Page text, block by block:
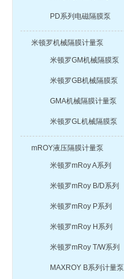
PD系列电磁隔膜泵
米顿罗机械隔膜计量泵
米顿罗GM机械隔膜泵
米顿罗GB机械隔膜泵
GMA机械隔膜计量泵
米顿罗GL机械隔膜泵
mROY液压隔膜计量泵
米顿罗mRoy A系列
米顿罗mRoy B/D系列
米顿罗mRoy P系列
米顿罗mRoy H系列
米顿罗mRoy T/W系列
MAXROY B系列计量泵